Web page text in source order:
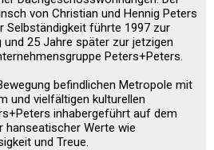
von Christian und Hennig Peters
Selbständigkeit führte 1997 zur
und 25 Jahre später zur jetzigen
Peters+Peters.
befindlichen Metropole mit
und vielfältigen kulturellen
inhabergeführt auf dem
hanseatischer Werte wie
und Treue.